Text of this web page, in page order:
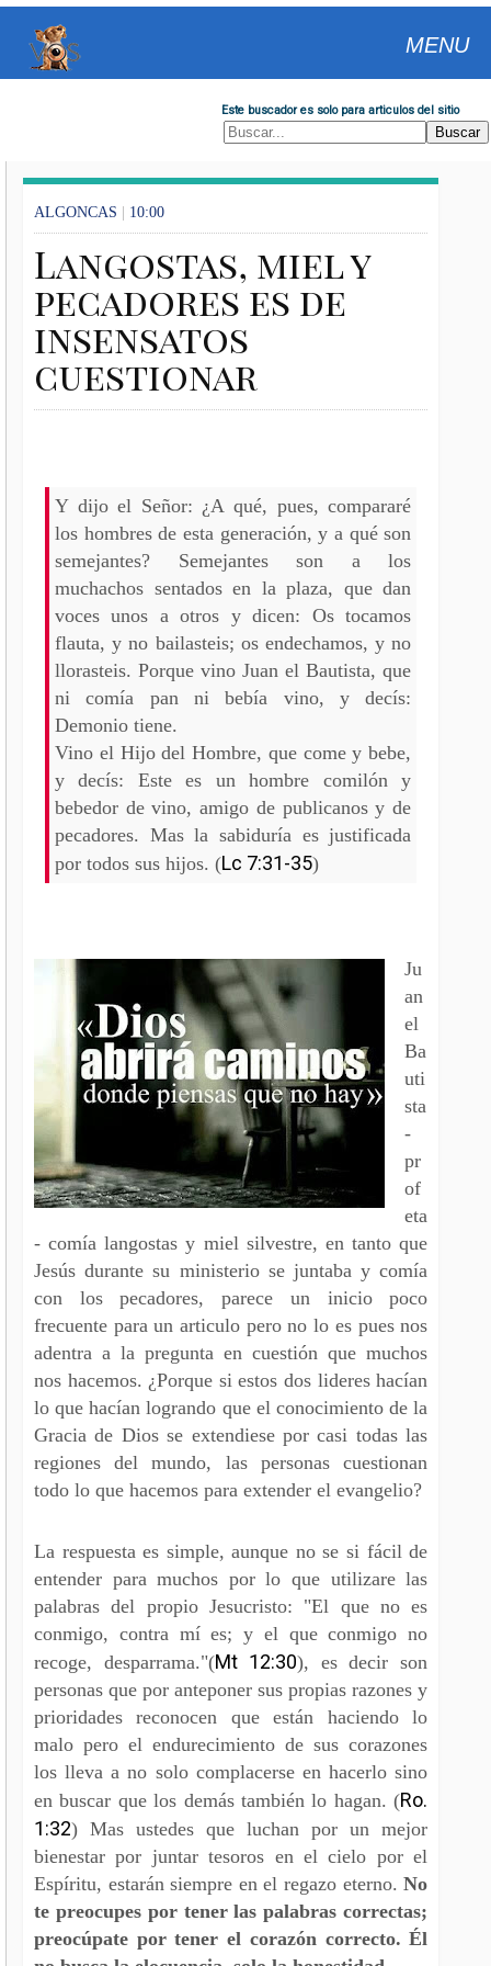
MENU
Este buscador es solo para articulos del sitio
ALGONCAS | 10:00
Langostas, miel y
pecadores es de
insensatos
cuestionar
Y dijo el Señor: ¿A qué, pues, compararé
los hombres de esta generación, y a qué son
semejantes? Semejantes son a los
muchachos sentados en la plaza, que dan
voces unos a otros y dicen: Os tocamos
flauta, y no bailasteis; os endechamos, y no
llorasteis. Porque vino Juan el Bautista, que
ni comía pan ni bebía vino, y decís:
Demonio tiene.
Vino el Hijo del Hombre, que come y bebe,
y decís: Este es un hombre comilón y
bebedor de vino, amigo de publicanos y de
pecadores. Mas la sabiduría es justificada
por todos sus hijos. (Lc 7:31-35)
Ju
an
el
Ba
uti
sta
-
pr
of
eta
- comía langostas y miel silvestre, en tanto que
Jesús durante su ministerio se juntaba y comía
con los pecadores, parece un inicio poco
frecuente para un articulo pero no lo es pues nos
adentra a la pregunta en cuestión que muchos
nos hacemos. ¿Porque si estos dos lideres hacían
lo que hacían logrando que el conocimiento de la
Gracia de Dios se extendiese por casi todas las
regiones del mundo, las personas cuestionan
todo lo que hacemos para extender el evangelio?
La respuesta es simple, aunque no se si fácil de
entender para muchos por lo que utilizare las
palabras del propio Jesucristo: "El que no es
conmigo, contra mí es; y el que conmigo no
recoge, desparrama."(Mt 12:30), es decir son
personas que por anteponer sus propias razones y
prioridades reconocen que están haciendo lo
malo pero el endurecimiento de sus corazones
los lleva a no solo complacerse en hacerlo sino
en buscar que los demás también lo hagan. (Ro.
1:32) Mas ustedes que luchan por un mejor
bienestar por juntar tesoros en el cielo por el
Espíritu, estarán siempre en el regazo eterno.No
te preocupes por tener las palabras correctas;
preocúpate por tener el corazón correcto. Él